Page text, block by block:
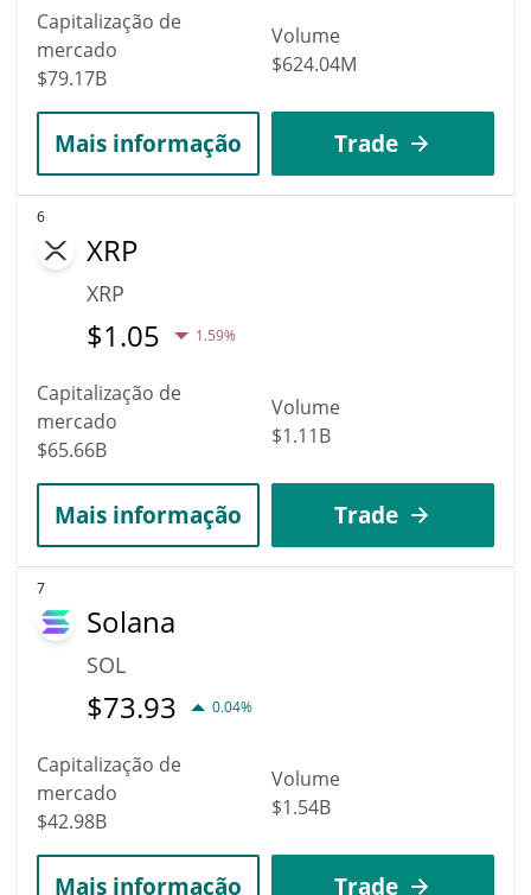
Capitalização de
mercado
$79.17B
Volume
$624.04M
Mais informação Trade
6
XRP
XRP
$1.05 1.59%
Capitalização de
mercado
$65.66B
Volume
$1.11B
Mais informação Trade
7
Solana
SOL
$73.93 0.04%
Capitalização de
mercado
$42.98B
Volume
$1.54B
Mais informação Trade